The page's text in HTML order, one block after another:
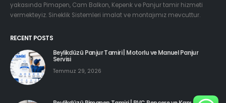
yakasında Pimapen, Cam Balkon, Kepenk ve Panjur tamir hizmeti
vermekteyiz. Sineklik Sistemleri imalat ve montajımız mevcuttur.
RECENT POSTS
Beylikdüzü Panjur Tamiri | Motorlu ve Manuel Panjur
Servisi
Temmuz 29, 2026